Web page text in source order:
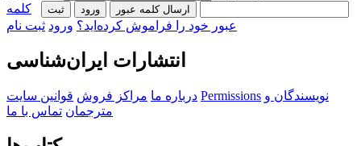
ارسال کلمه عبور ورود ثبت‌
کلمه
عبور خود را فراموش کرده‌اید؟ ورود ثبت نام
انتشارات ایران‌شناسی
درباره ما مراکز فروش قوانین سایت Permissions نویسندگان و
مترجمان تماس با ما